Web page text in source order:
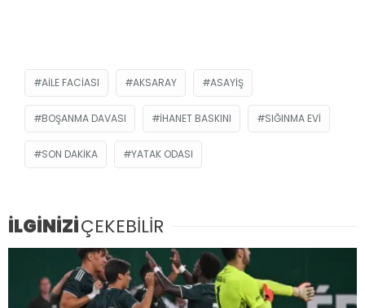
AILE FACIASI AKSARAY ASAYIŞ
BOŞANMA DAVASI IHANET BASKINI SIĞINMA EVI
SON DAKIKA YATAK ODASI
İLGİNİZİÇEKEBİLİR